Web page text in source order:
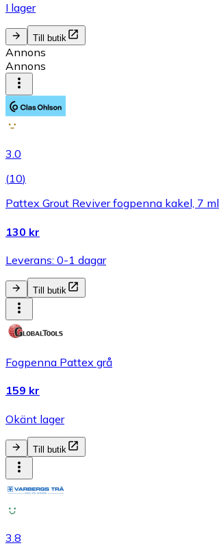
I lager
Till butik
Annons
Annons
3.0
(10)
Pattex Grout Reviver fogpenna kakel, 7 ml
130 kr
Leverans: 0-1 dagar
Till butik
Fogpenna Pattex grå
159 kr
Okänt lager
Till butik
3.8